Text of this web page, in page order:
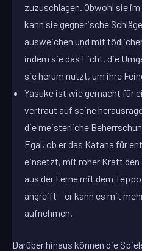
zuzuschlagen. Obwohl sie
kann sie gegnerische
ausweichen und mit
indem sie das Licht, die
sie herum nutzt, um ihre
Yasuke ist wie gemacht für
vertraut auf seine
die meisterliche
Egal, ob er das Katana für
einsetzt, mit roher Kraft den
aus der Ferne mit dem
angreift – er kann es mit
aufnehmen.
Darüber hinaus können die